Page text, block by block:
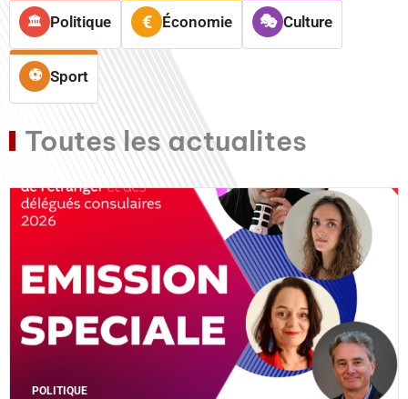
Politique Économie Culture
Sport
Toutes les actualites
POLITIQUE